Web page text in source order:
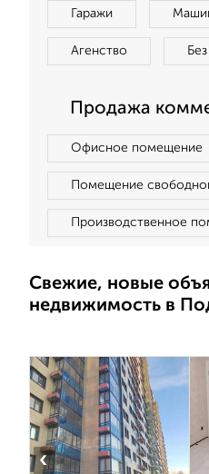
Гаражи
Агенство
Продажа
Офисное помещение
Помещение
Производственное
Свежие, новые
недвижимость в
‹